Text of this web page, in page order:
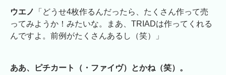
ウエノ
「どうせ4枚作るんだったら、たくさん作って売
ってみようか！みたいな。まあ、TRIADは作ってくれる
んですよ。前例がたくさんあるし（笑）」
ああ、ピチカート（・ファイヴ）とかね（笑）。